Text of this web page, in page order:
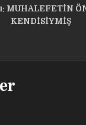
MUHALEFETİN
KENDİSİYMİŞ